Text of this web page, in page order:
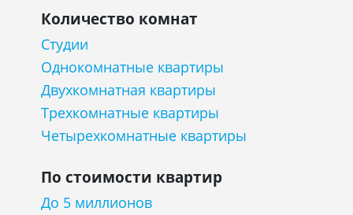
Количество комнат
Студии
Однокомнатные квартиры
Двухкомнатная квартиры
Трехкомнатные квартиры
Четырехкомнатные квартиры
По стоимости квартир
До 5 миллионов